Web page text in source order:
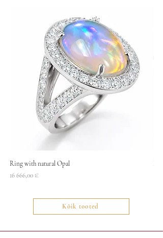
Ring with natural Opal
Price
16 666,00 €
Kõik tooted